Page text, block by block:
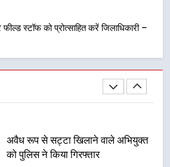
स्टॉफ को प्रोत्साहित करें जिलाधिकारी –
से स्वतंत्रता दिवस पर अपने घरों में तिरंगा
फहराने का किया आवाह्न
उत्तराखण्ड
अवैध रूप से सट्टा खिलाने वाले अभियुक्त
विशेष स्वच्छता अभियान में डीएम एवं सचिव